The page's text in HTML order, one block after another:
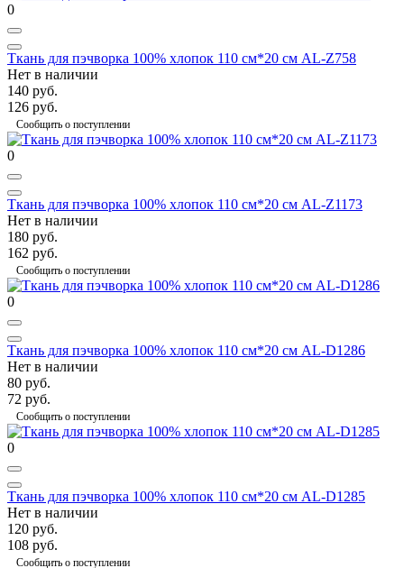
0
Ткань для пэчворка 100% хлопок 110 см*20 см AL-Z758
Нет в наличии
140 руб.
126 руб.
Сообщить о поступлении
0
Ткань для пэчворка 100% хлопок 110 см*20 см AL-Z1173
Нет в наличии
180 руб.
162 руб.
Сообщить о поступлении
0
Ткань для пэчворка 100% хлопок 110 см*20 см AL-D1286
Нет в наличии
80 руб.
72 руб.
Сообщить о поступлении
0
Ткань для пэчворка 100% хлопок 110 см*20 см AL-D1285
Нет в наличии
120 руб.
108 руб.
Сообщить о поступлении